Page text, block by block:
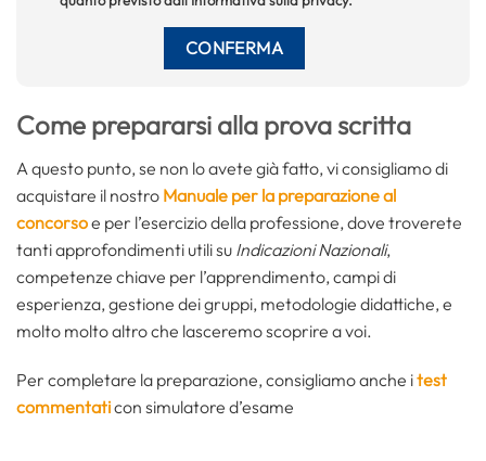
Come prepararsi alla prova scritta
A questo punto, se non lo avete già fatto, vi consigliamo di
acquistare il nostro Manuale per la preparazione al
concorsoe per l’esercizio della professione, dove troverete
tanti approfondimenti utili su Indicazioni Nazionali,
competenze chiave per l’apprendimento, campi di
esperienza, gestione dei gruppi, metodologie didattiche, e
molto molto altro che lasceremo scoprire a voi.
Per completare la preparazione, consigliamo anche itest
commentaticon simulatore d’esame